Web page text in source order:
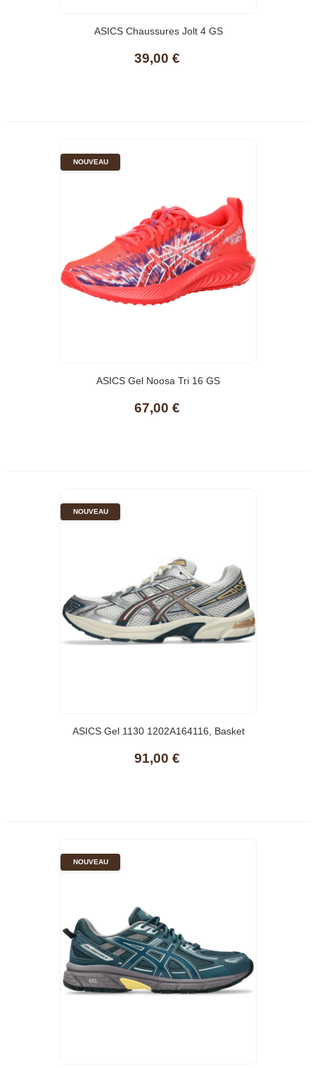
ASICS Chaussures Jolt 4 GS
39,00 €
NOUVEAU
ASICS Gel Noosa Tri 16 GS
67,00 €
NOUVEAU
ASICS Gel 1130 1202A164116, Basket
91,00 €
NOUVEAU